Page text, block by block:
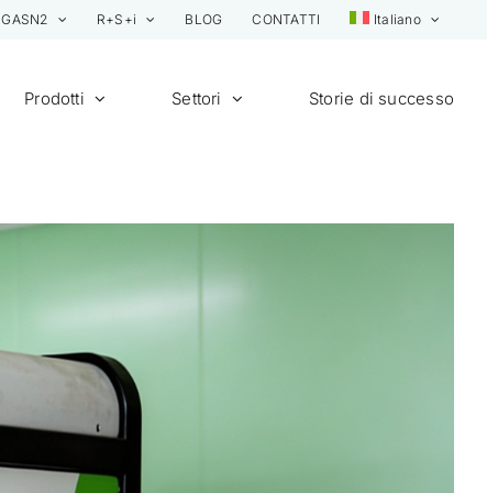
GASN2 R+S+i BLOG CONTATTI Italiano
Prodotti Settori Storie di successo